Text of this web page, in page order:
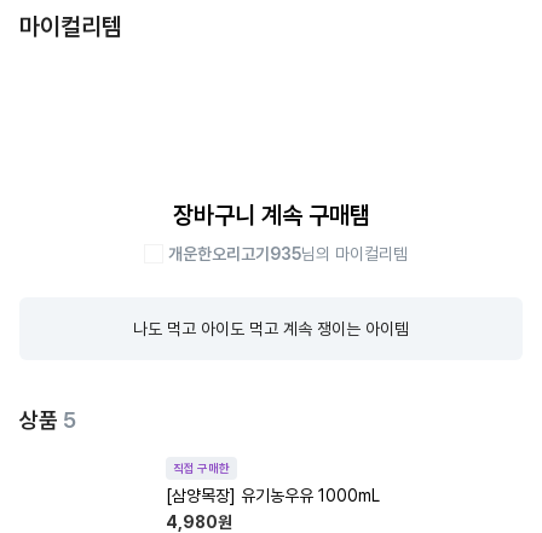
마이컬리템
장바구니 계속 구매탬
개운한오리고기935님의 마이컬리템
나도 먹고 아이도 먹고 계속 쟁이는 아이템
상품 5
직접 구매한
[삼양목장] 유기농우유 1000mL
4,980원